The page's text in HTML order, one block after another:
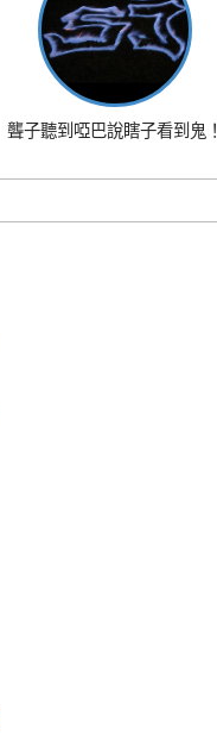
聾子聽到啞巴說瞎子看到鬼！